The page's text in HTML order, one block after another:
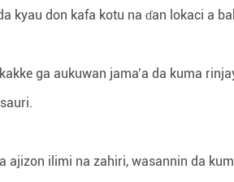
kyau don kafa kotu na ɗan lokaci a
ga aukuwan jama’a da kuma
ajizon ilimi na zahiri, wasannin da